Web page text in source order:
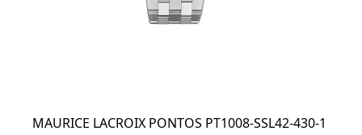
MAURICE LACROIX PONTOS PT1008-SSL42-430-1